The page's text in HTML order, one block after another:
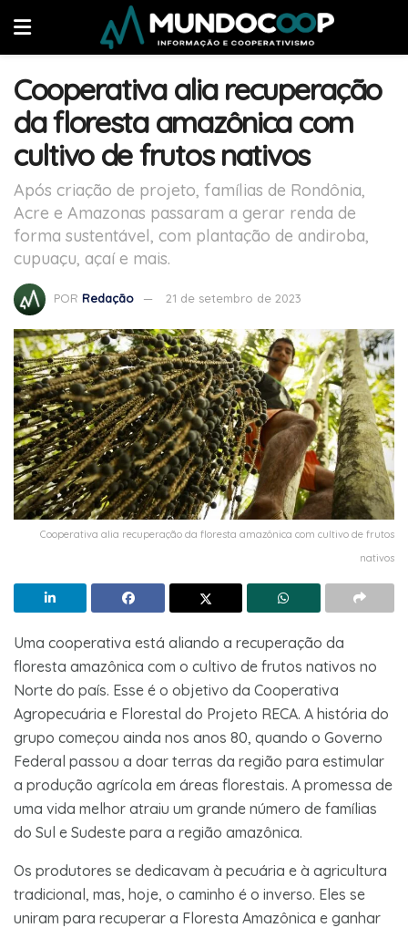
Cooperativa alia recuperação
da floresta amazônica com
cultivo de frutos nativos
Após criação de projeto, famílias de Rondônia,
Acre e Amazonas passaram a gerar renda de
forma sustentável, com plantação de andiroba,
cupuaçu, açaí e mais.
POR Redação 21 de setembro de 2023
Cooperativa alia recuperação da floresta amazônica com cultivo de frutos
nativos
Uma cooperativa está aliando a recuperação da
floresta amazônica com o cultivo de frutos nativos no
Norte do país. Esse é o objetivo da Cooperativa
Agropecuária e Florestal do Projeto RECA. A história do
grupo começou ainda nos anos 80, quando o Governo
Federal passou a doar terras da região para estimular
a produção agrícola em áreas florestais. A promessa de
uma vida melhor atraiu um grande número de famílias
do Sul e Sudeste para a região amazônica.
Os produtores se dedicavam à pecuária e à agricultura
tradicional, mas, hoje, o caminho é o inverso. Eles se
uniram para recuperar a Floresta Amazônica e ganhar